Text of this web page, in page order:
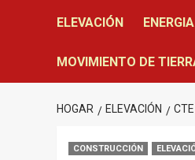
ELEVACIÓN ENERGIA
MOVIMIENTO DE
HOGAR ELEVACIÓN
CONSTRUCCIÓN